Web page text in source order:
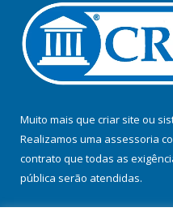
Muito mais que criar site ou
Realizamos uma assessoria
contrato que todas as
pública serão atendidas.